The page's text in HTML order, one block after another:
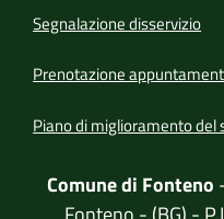
Segnalazione disservizio
Prenotazione
Piano di miglioramento del
Comune di Fonteno